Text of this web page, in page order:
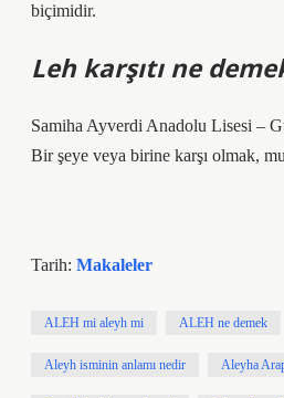
biçimidir.
Leh karşıtı ne
Samiha Ayverdi Anadolu Lisesi –
Bir şeye veya birine karşı olmak,
Tarih: Makaleler
ALEH mi aleyh mi ALEH ne demek
Aleyh isminin anlamı nedir Aleyha